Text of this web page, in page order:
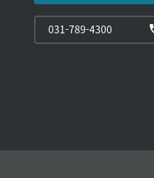
031-789-4300